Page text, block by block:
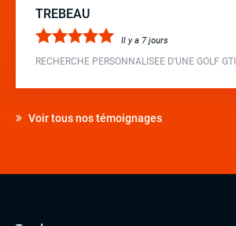
TREBEAU
Il y a 7 jours
RECHERCHE PERSONNALISEE D’UNE GOLF GTI
Voir tous nos témoignages